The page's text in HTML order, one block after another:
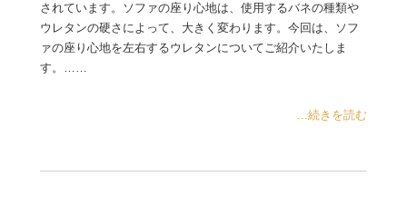
されています。ソファの座り心地は、使用するバネの種類や
ウレタンの硬さによって、大きく変わります。今回は、ソフ
ァの座り心地を左右するウレタンについてご紹介いたしま
す。……
...続きを読む